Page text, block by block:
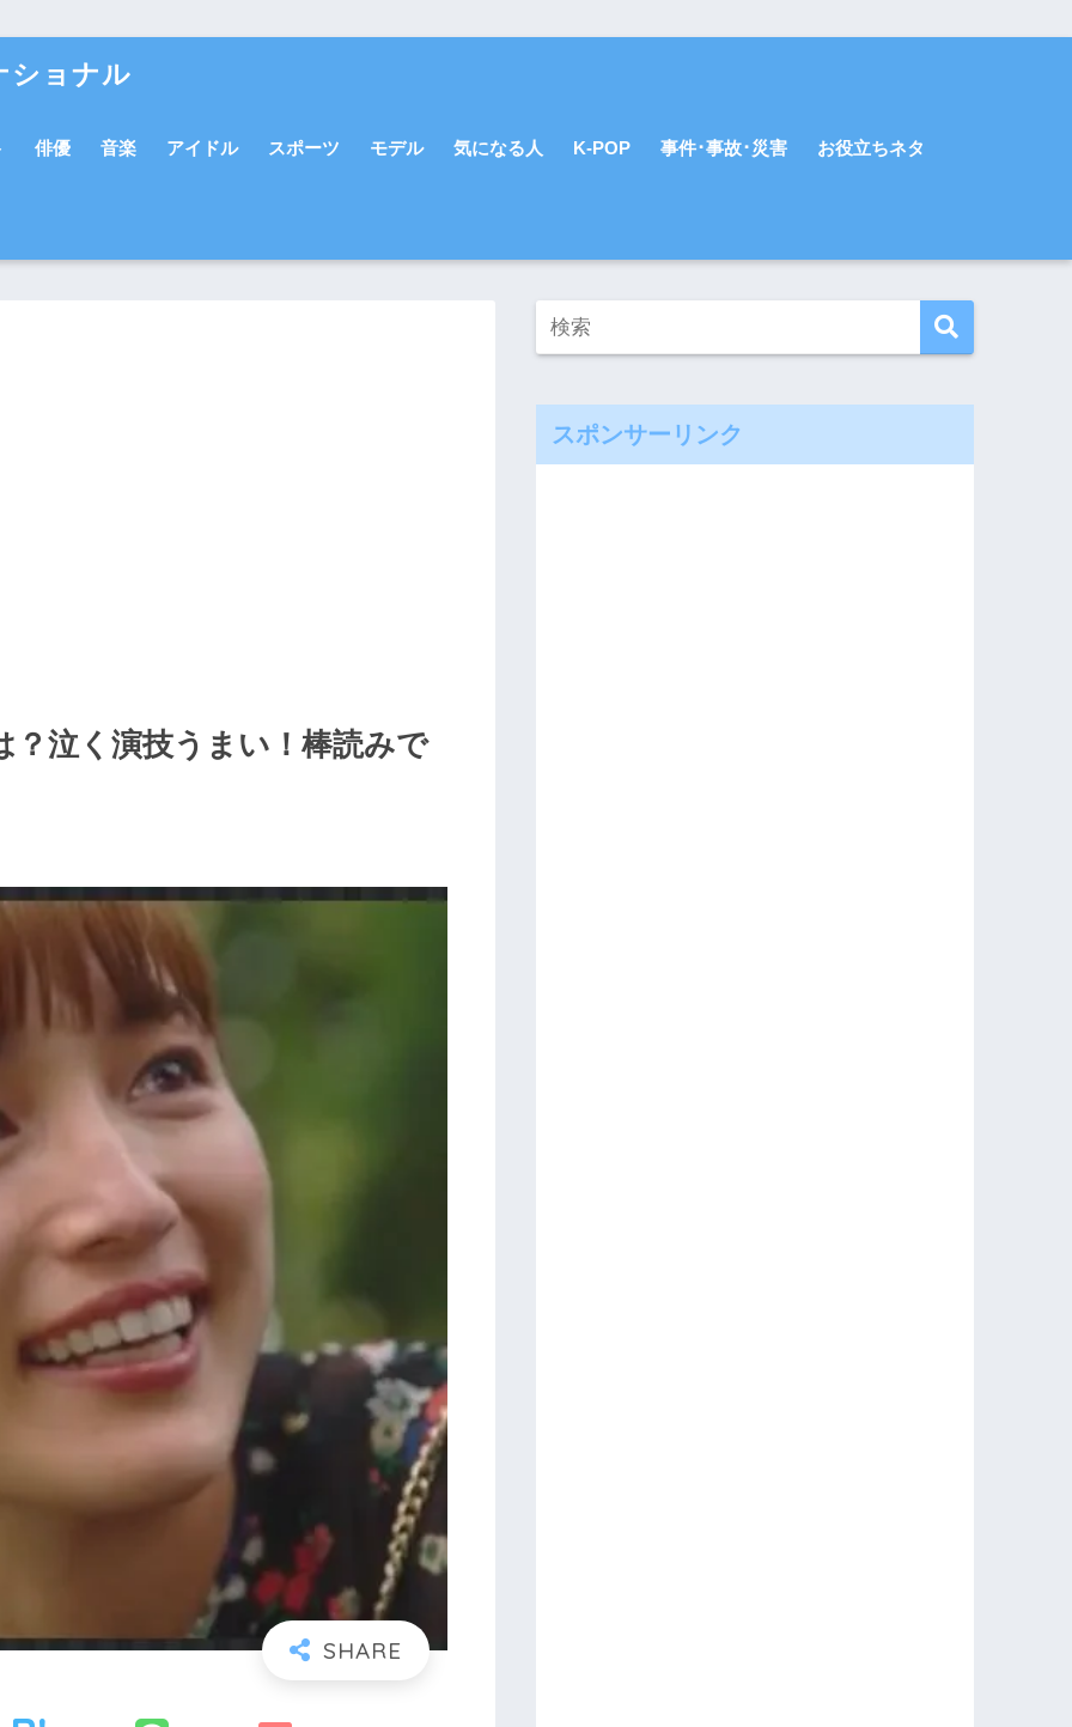
ショナル
俳優 音楽 アイドル スポーツ モデル 気になる人 K-POP 事件･事故･災害 お役立ちネタ
？泣く演技うまい！棒読みで
スポンサーリンク